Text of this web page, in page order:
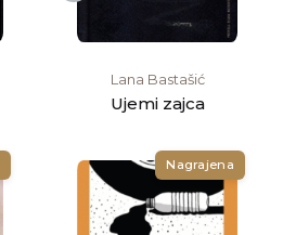
Lana Bastašić
Ujemi zajca
Nagrajena